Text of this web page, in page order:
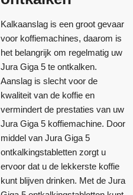
Kalkaanslag is een groot gevaar
voor koffiemachines, daarom is
het belangrijk om regelmatig uw
Jura Giga 5 te ontkalken.
Aanslag is slecht voor de
kwaliteit van de koffie en
vermindert de prestaties van uw
Jura Giga 5 koffiemachine. Door
middel van Jura Giga 5
ontkalkingstabletten zorgt u
ervoor dat u de lekkerste koffie
kunt blijven drinken. Met de Jura